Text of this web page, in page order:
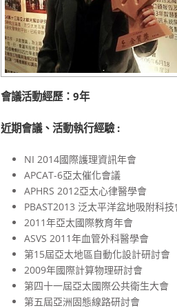
會議活動經歷：9年
近期會議、活動執行經驗 :
NI 2014國際護理資訊年會
APCAT-6亞太催化會議
APHRS 2012亞太心律醫學會
PBAST2013 泛太平洋盆地吸附科技
2011年亞太國際教育年會
ASVS 2011年血管外科醫學會
第15屆亞太地區自動化設計研討會
2009年國際計算物理研討會
第四十一屆亞太國際公共衛生大會
第五屆亞洲固態線路研討會